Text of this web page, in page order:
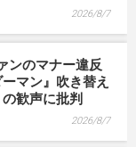
2026/8/7
ンのマナー違反
マン』吹き替え
歓声に批判
2026/8/7